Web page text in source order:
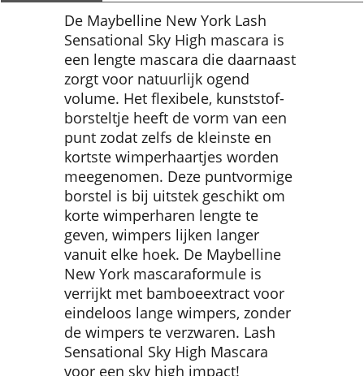
De Maybelline New York Lash
Sensational Sky High mascara is
een lengte mascara die daarnaast
zorgt voor natuurlijk ogend
volume. Het flexibele, kunststof-
borsteltje heeft de vorm van een
punt zodat zelfs de kleinste en
kortste wimperhaartjes worden
meegenomen. Deze puntvormige
borstel is bij uitstek geschikt om
korte wimperharen lengte te
geven, wimpers lijken langer
vanuit elke hoek. De Maybelline
New York mascaraformule is
verrijkt met bamboeextract voor
eindeloos lange wimpers, zonder
de wimpers te verzwaren. Lash
Sensational Sky High Mascara
voor een sky high impact!